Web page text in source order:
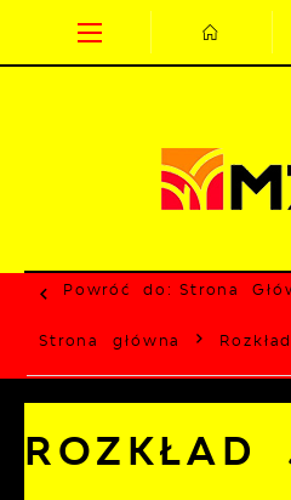
Przejdź do menu.
Przejdź do wyszukiwarki.
Przejdź do treści.
Przejdź do ustawień
Wyłącz wersję kontrastową
Powróć do: Strona
Strona główna
ROZKŁAD